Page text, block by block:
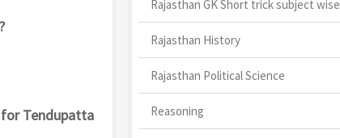
Tendupatta
Rajasthan GK Short trick subject wise
Rajasthan History
Rajasthan Political Science
Reasoning